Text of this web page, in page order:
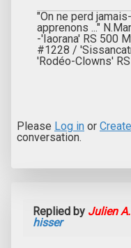
"On ne perd
apprenons ..."
-'Iaorana' RS 500
#1228 /
'Rodéo-Clowns'
Please Log in or
conversation.
Replied by Julien A.
hisser